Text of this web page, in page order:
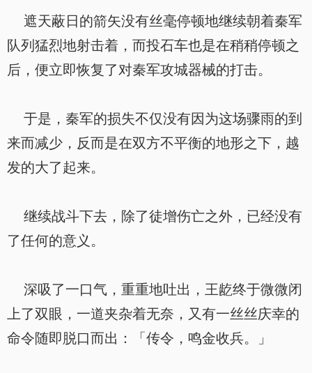
遮天蔽日的箭矢没有丝毫停顿地继续朝着秦军
队列猛烈地射击着，而投石车也是在稍稍停顿之
后，便立即恢复了对秦军攻城器械的打击。
于是，秦军的损失不仅没有因为这场骤雨的到
来而减少，反而是在双方不平衡的地形之下，越
发的大了起来。
继续战斗下去，除了徒增伤亡之外，已经没有
了任何的意义。
深吸了一口气，重重地吐出，王龁终于微微闭
上了双眼，一道夹杂着无奈，又有一丝丝庆幸的
命令随即脱口而出：「传令，鸣金收兵。」